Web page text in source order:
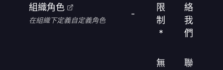
組織角色
在組織下定義自定義角色
-
限
制
*
絡
我
們
無
聯